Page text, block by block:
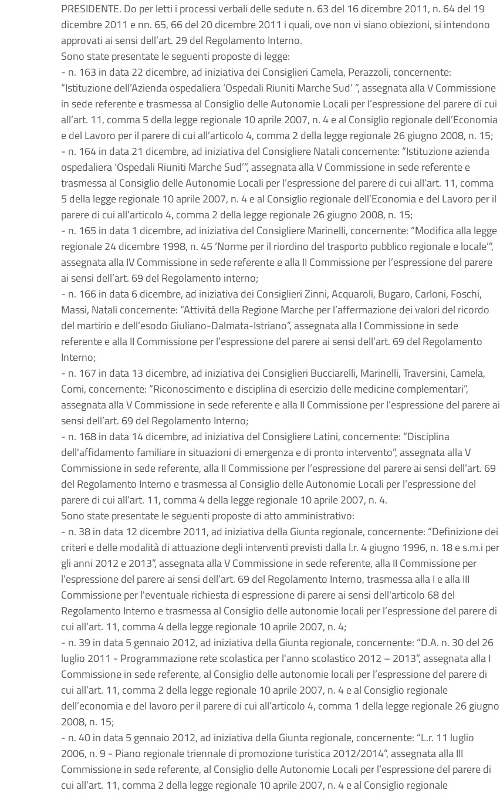
PRESIDENTE. Do per letti i processi verbali delle sedute n. 63 del 16 dicembre 2011, n. 64 del 19
dicembre 2011 e nn. 65, 66 del 20 dicembre 2011 i quali, ove non vi siano obiezioni, si intendono
approvati ai sensi dell’art. 29 del Regolamento Interno.
Sono state presentate le seguenti proposte di legge:
- n. 163 in data 22 dicembre, ad iniziativa dei Consiglieri Camela, Perazzoli, concernente:
“Istituzione dell’Azienda ospedaliera ‘Ospedali Riuniti Marche Sud’ ”, assegnata alla V Commissione
in sede referente e trasmessa al Consiglio delle Autonomie Locali per l’espressione del parere di cui
all’art. 11, comma 5 della legge regionale 10 aprile 2007, n. 4 e al Consiglio regionale dell’Economia
e del Lavoro per il parere di cui all’articolo 4, comma 2 della legge regionale 26 giugno 2008, n. 15;
- n. 164 in data 21 dicembre, ad iniziativa del Consigliere Natali concernente: “Istituzione azienda
ospedaliera ‘Ospedali Riuniti Marche Sud’”, assegnata alla V Commissione in sede referente e
trasmessa al Consiglio delle Autonomie Locali per l’espressione del parere di cui all’art. 11, comma
5 della legge regionale 10 aprile 2007, n. 4 e al Consiglio regionale dell’Economia e del Lavoro per il
parere di cui all’articolo 4, comma 2 della legge regionale 26 giugno 2008, n. 15;
- n. 165 in data 1 dicembre, ad iniziativa del Consigliere Marinelli, concernente: “Modifica alla legge
regionale 24 dicembre 1998, n. 45 ‘Norme per il riordino del trasporto pubblico regionale e locale’”,
assegnata alla IV Commissione in sede referente e alla II Commissione per l’espressione del parere
ai sensi dell’art. 69 del Regolamento interno;
- n. 166 in data 6 dicembre, ad iniziativa dei Consiglieri Zinni, Acquaroli, Bugaro, Carloni, Foschi,
Massi, Natali concernente: “Attività della Regione Marche per l’affermazione dei valori del ricordo
del martirio e dell’esodo Giuliano-Dalmata-Istriano”, assegnata alla I Commissione in sede
referente e alla II Commissione per l’espressione del parere ai sensi dell’art. 69 del Regolamento
Interno;
- n. 167 in data 13 dicembre, ad iniziativa dei Consiglieri Bucciarelli, Marinelli, Traversini, Camela,
Comi, concernente: “Riconoscimento e disciplina di esercizio delle medicine complementari”,
assegnata alla V Commissione in sede referente e alla II Commissione per l’espressione del parere ai
sensi dell’art. 69 del Regolamento Interno;
- n. 168 in data 14 dicembre, ad iniziativa del Consigliere Latini, concernente: “Disciplina
dell'affidamento familiare in situazioni di emergenza e di pronto intervento”, assegnata alla V
Commissione in sede referente, alla II Commissione per l’espressione del parere ai sensi dell’art. 69
del Regolamento Interno e trasmessa al Consiglio delle Autonomie Locali per l’espressione del
parere di cui all’art. 11, comma 4 della legge regionale 10 aprile 2007, n. 4.
Sono state presentate le seguenti proposte di atto amministrativo:
- n. 38 in data 12 dicembre 2011, ad iniziativa della Giunta regionale, concernente: “Definizione dei
criteri e delle modalità di attuazione degli interventi previsti dalla l.r. 4 giugno 1996, n. 18 e s.m.i per
gli anni 2012 e 2013”, assegnata alla V Commissione in sede referente, alla II Commissione per
l’espressione del parere ai sensi dell’art. 69 del Regolamento Interno, trasmessa alla I e alla III
Commissione per l'eventuale richiesta di espressione di parere ai sensi dell'articolo 68 del
Regolamento Interno e trasmessa al Consiglio delle autonomie locali per l’espressione del parere di
cui all’art. 11, comma 4 della legge regionale 10 aprile 2007, n. 4;
- n. 39 in data 5 gennaio 2012, ad iniziativa della Giunta regionale, concernente: “D.A. n. 30 del 26
luglio 2011 - Programmazione rete scolastica per l'anno scolastico 2012 – 2013”, assegnata alla I
Commissione in sede referente, al Consiglio delle autonomie locali per l’espressione del parere di
cui all’art. 11, comma 2 della legge regionale 10 aprile 2007, n. 4 e al Consiglio regionale
dell’economia e del lavoro per il parere di cui all’articolo 4, comma 1 della legge regionale 26 giugno
2008, n. 15;
- n. 40 in data 5 gennaio 2012, ad iniziativa della Giunta regionale, concernente: “L.r. 11 luglio
2006, n. 9 - Piano regionale triennale di promozione turistica 2012/2014”, assegnata alla III
Commissione in sede referente, al Consiglio delle Autonomie Locali per l’espressione del parere di
cui all’art. 11, comma 2 della legge regionale 10 aprile 2007, n. 4 e al Consiglio regionale